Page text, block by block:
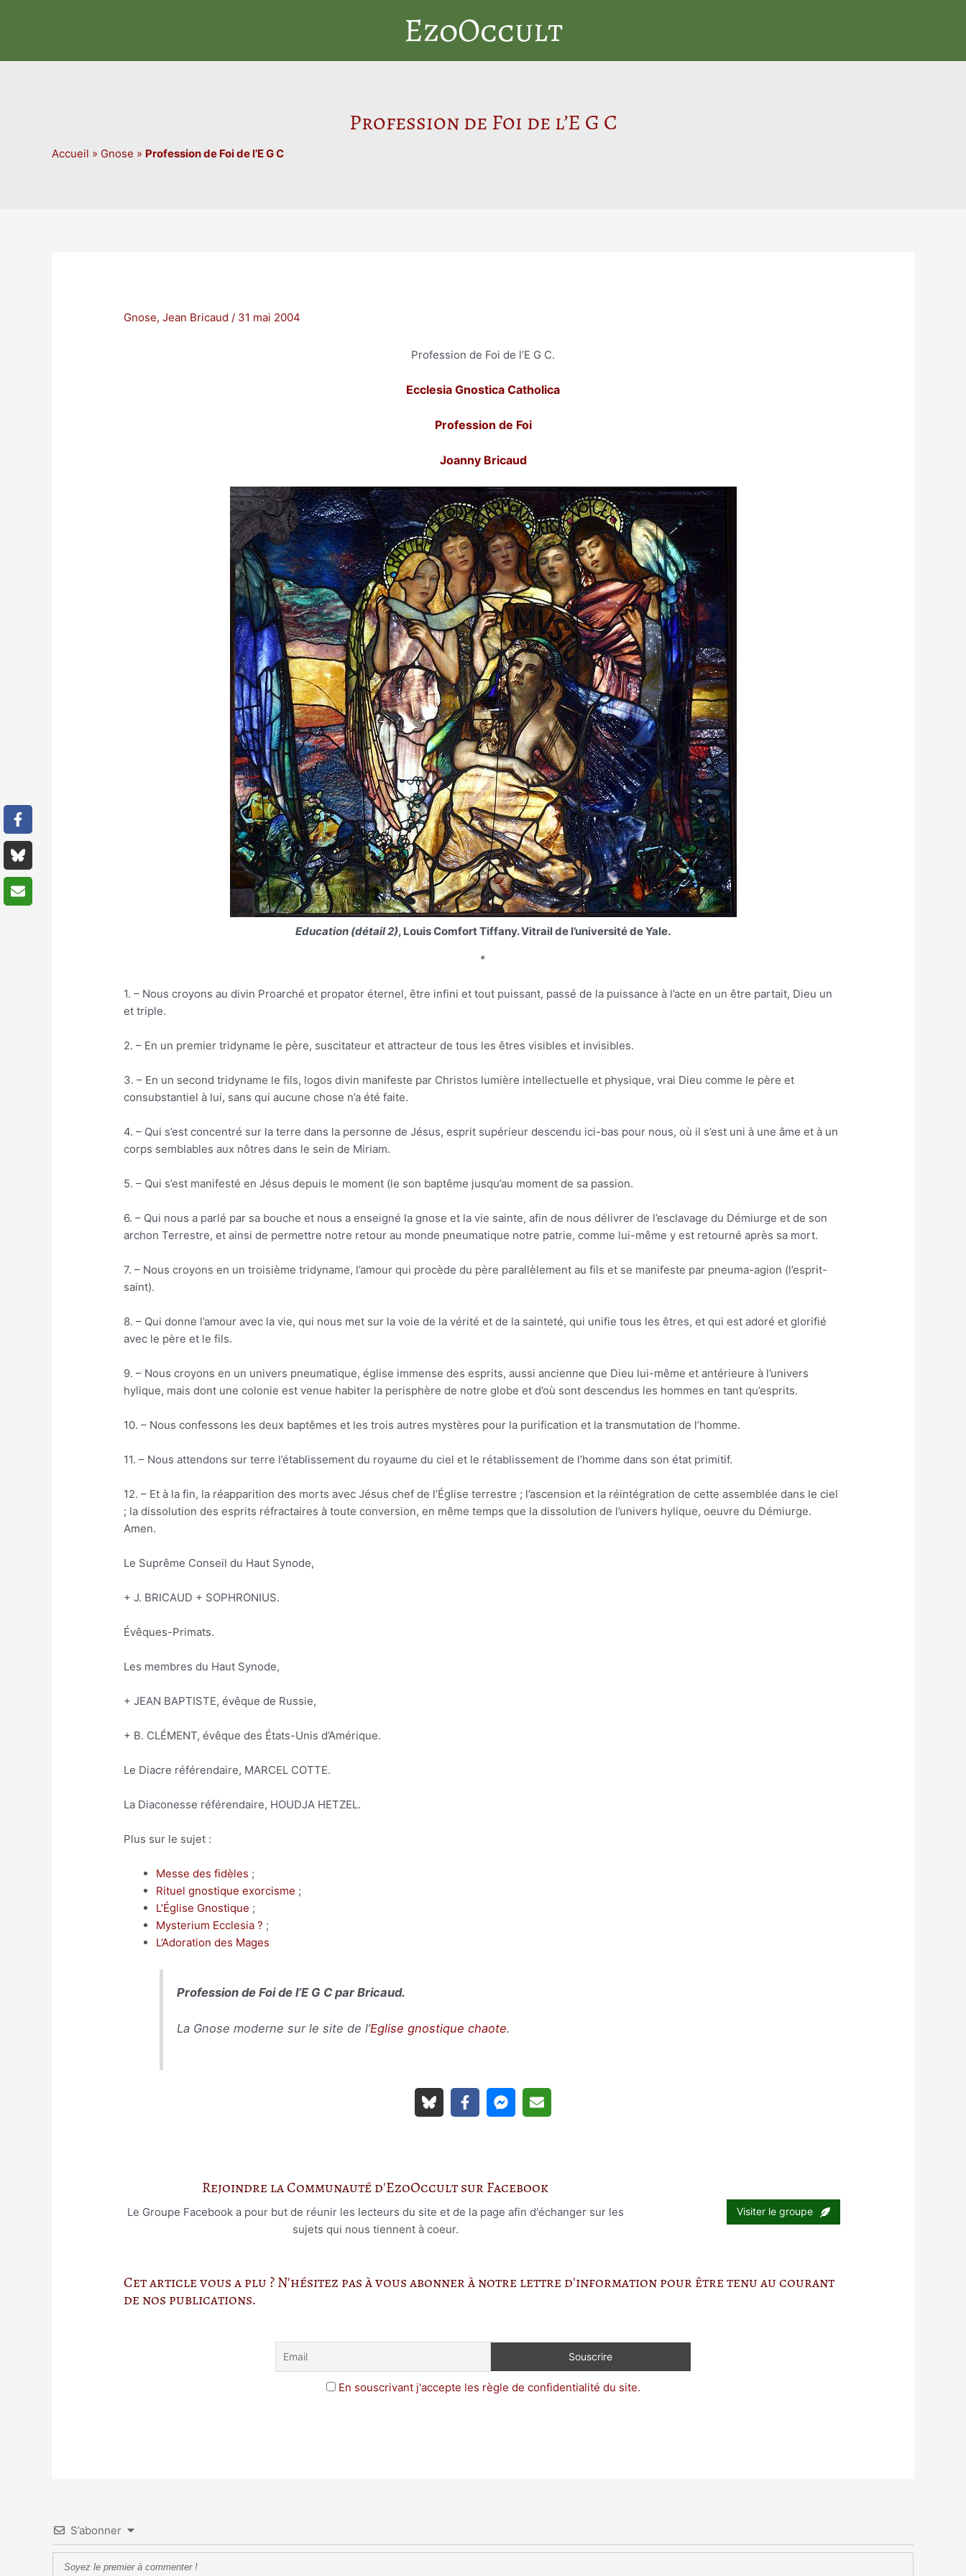
EzoOccult
Profession de Foi de l’E G C
Accueil » Gnose » Profession de Foi de l’E G C
Gnose,Jean Bricaud / 31 mai 2004
Profession de Foi de l’E G C.
Ecclesia Gnostica Catholica
Profession de Foi
Joanny Bricaud
Education (détail 2), Louis Comfort Tiffany. Vitrail de l’université de Yale.
*
1. – Nous croyons au divin Proarché et propator éternel, être infini et tout puissant, passé de la puissance à l’acte en un être partait, Dieu un
et triple.
2. – En un premier tridyname le père, suscitateur et attracteur de tous les êtres visibles et invisibles.
3. – En un second tridyname le fils, logos divin manifeste par Christos lumière intellectuelle et physique, vrai Dieu comme le père et
consubstantiel à lui, sans qui aucune chose n’a été faite.
4. – Qui s’est concentré sur la terre dans la personne de Jésus, esprit supérieur descendu ici-bas pour nous, où il s’est uni à une âme et à un
corps semblables aux nôtres dans le sein de Miriam.
5. – Qui s’est manifesté en Jésus depuis le moment (le son baptême jusqu’au moment de sa passion.
6. – Qui nous a parlé par sa bouche et nous a enseigné la gnose et la vie sainte, afin de nous délivrer de l’esclavage du Démiurge et de son
archon Terrestre, et ainsi de permettre notre retour au monde pneumatique notre patrie, comme lui-même y est retourné après sa mort.
7. – Nous croyons en un troisième tridyname, l’amour qui procède du père parallèlement au fils et se manifeste par pneuma-agion (l’esprit-
saint).
8. – Qui donne l’amour avec la vie, qui nous met sur la voie de la vérité et de la sainteté, qui unifie tous les êtres, et qui est adoré et glorifié
avec le père et le fils.
9. – Nous croyons en un univers pneumatique, église immense des esprits, aussi ancienne que Dieu lui-même et antérieure à l’univers
hylique, mais dont une colonie est venue habiter la perisphère de notre globe et d’où sont descendus les hommes en tant qu’esprits.
10. – Nous confessons les deux baptêmes et les trois autres mystères pour la purification et la transmutation de l’homme.
11. – Nous attendons sur terre l’établissement du royaume du ciel et le rétablissement de l’homme dans son état primitif.
12. – Et à la fin, la réapparition des morts avec Jésus chef de l’Église terrestre ; l’ascension et la réintégration de cette assemblée dans le ciel
; la dissolution des esprits réfractaires à toute conversion, en même temps que la dissolution de l’univers hylique, oeuvre du Démiurge.
Amen.
Le Suprême Conseil du Haut Synode,
+ J. BRICAUD + SOPHRONIUS.
Évêques-Primats.
Les membres du Haut Synode,
+ JEAN BAPTISTE, évêque de Russie,
+ B. CLÉMENT, évêque des États-Unis d’Amérique.
Le Diacre référendaire, MARCEL COTTE.
La Diaconesse référendaire, HOUDJA HETZEL.
Plus sur le sujet :
Messe des fidèles ;
Rituel gnostique exorcisme ;
L’Église Gnostique ;
Mysterium Ecclesia ? ;
L’Adoration des Mages
Profession de Foi de l’E G C par Bricaud.
La Gnose moderne sur le site de l’Eglise gnostique chaote.
Rejoindre la Communauté d'EzoOccult sur Facebook
Le Groupe Facebook a pour but de réunir les lecteurs du site et de la page afin d'échanger sur les
sujets qui nous tiennent à coeur.
Visiter le groupe
Cet article vous a plu ? N'hésitez pas à vous abonner à notre lettre d'information pour être tenu au courant
de nos publications.
En souscrivant j'accepte les règle de confidentialité du site.
S’abonner